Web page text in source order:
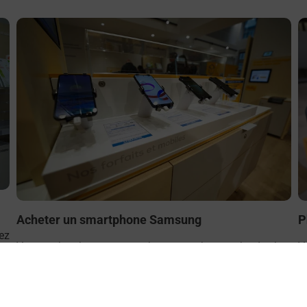
En savoir plus
Acheter un smartphone Samsung
Vous recherchez un smartphone pas cher proche de chez